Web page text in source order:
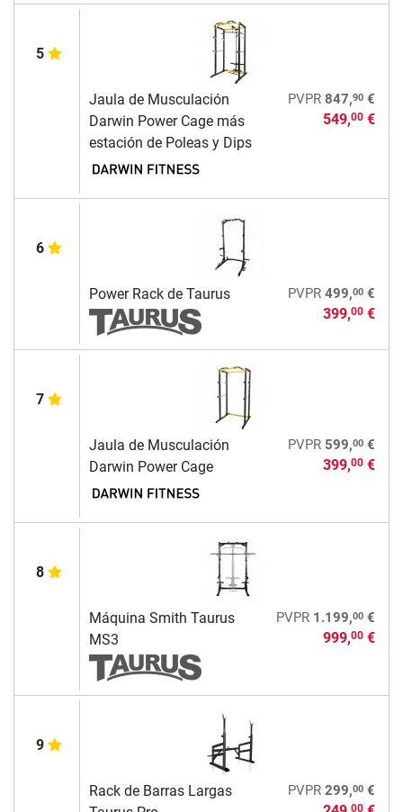
5
Jaula de Musculación
Darwin Power Cage más
estación de Poleas y Dips
PVPR 847,90€
549,00€
6
Power Rack de Taurus PVPR 499,00€
399,00€
7
Jaula de Musculación
Darwin Power Cage
PVPR 599,00€
399,00€
8
Máquina Smith Taurus
MS3
PVPR 1.199,00€
999,00€
9
Rack de Barras Largas
PVPR 299,00€
00